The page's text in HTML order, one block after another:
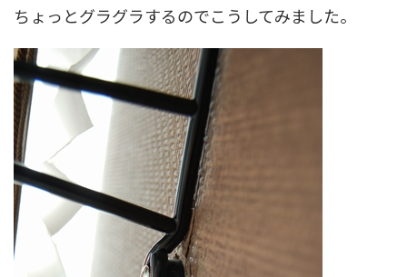
ちょっとグラグラするのでこうしてみました。